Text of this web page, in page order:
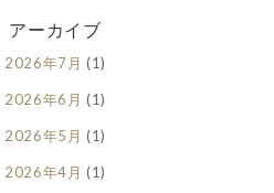
アーカイブ
2026年7月 (1)
2026年6月 (1)
2026年5月 (1)
2026年4月 (1)